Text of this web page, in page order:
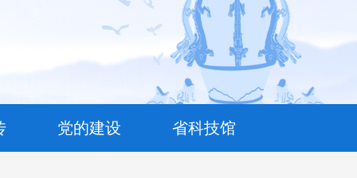
党的建设 省科技馆